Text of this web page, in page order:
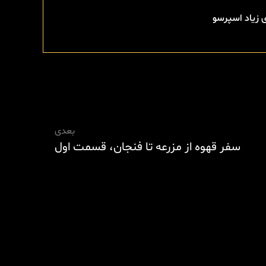
زیاد اسپرسو
بعدی
سفر قهوه از مزرعه تا فنجان، قسمت اول